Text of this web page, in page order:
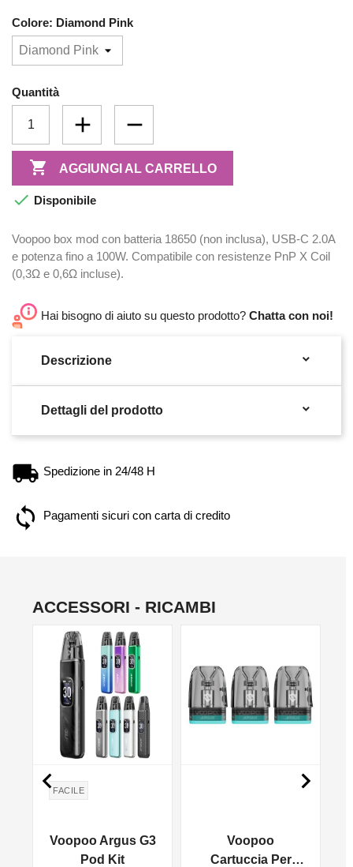
Colore: Diamond Pink
Quantità
 AGGIUNGI AL CARRELLO
 Disponibile
Voopoo box mod con batteria 18650 (non inclusa), USB-C 2.0A
e potenza fino a 100W. Compatibile con resistenze PnP X Coil
(0,3Ω e 0,6Ω incluse).
Hai bisogno di aiuto su questo prodotto? Chatta con noi!
Descrizione 
Dettagli del prodotto 
Spedizione in 24/48 H
Pagamenti sicuri con carta di credito
ACCESSORI - RICAMBI
FACILE
Voopoo Argus G3
Pod Kit
Voopoo
Cartuccia Per
 